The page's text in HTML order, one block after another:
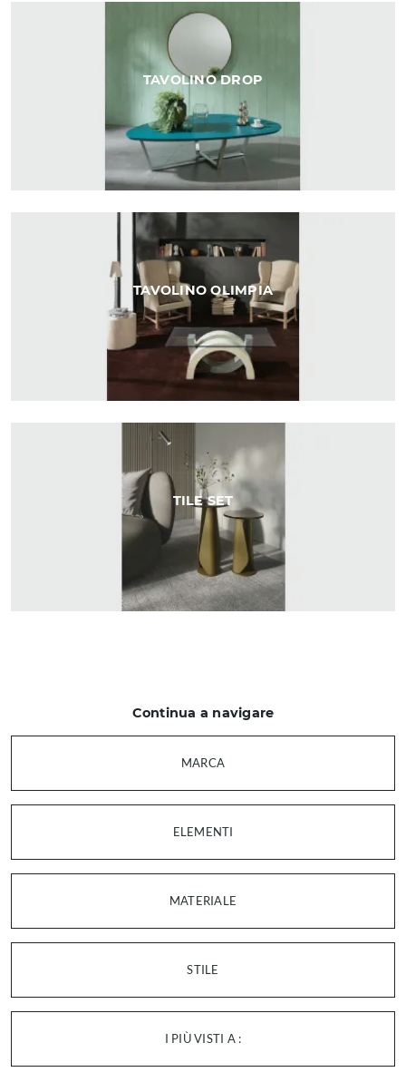
TAVOLINO DROP
TAVOLINO OLIMPIA
TILE SET
Continua a navigare
MARCA
ELEMENTI
MATERIALE
STILE
I PIÙ VISTI A :